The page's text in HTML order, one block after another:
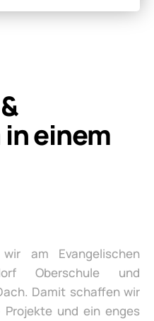
einem
am Evangelischen
Oberschule und
Damit schaffen wir
Projekte und ein enges